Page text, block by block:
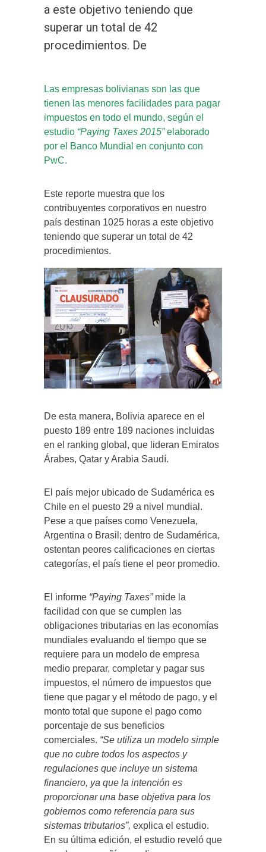
a este objetivo teniendo que
superar un total de 42
procedimientos. De
Las empresas bolivianas son las que
tienen las menores facilidades para pagar
impuestos en todo el mundo, según el
estudio “Paying Taxes 2015”elaborado
por el Banco Mundial en conjunto con
PwC.
Este reporte muestra que los
contribuyentes corporativos en nuestro
país destinan 1025 horas a este objetivo
teniendo que superar un total de 42
procedimientos.
De esta manera, Bolivia aparece en el
puesto 189 entre 189 naciones incluidas
en el ranking global, que lideran Emiratos
Árabes, Qatar y Arabia Saudí.
El país mejor ubicado de Sudamérica es
Chile en el puesto 29 a nivel mundial.
Pese a que países como Venezuela,
Argentina o Brasil; dentro de Sudamérica,
ostentan peores calificaciones en ciertas
categorías, el país tiene el peor promedio.
El informe “Paying Taxes”mide la
facilidad con que se cumplen las
obligaciones tributarias en las economías
mundiales evaluando el tiempo que se
requiere para un modelo de empresa
medio preparar, completar y pagar sus
impuestos, el número de impuestos que
tiene que pagar y el método de pago, y el
monto total que supone el pago como
porcentaje de sus beneficios
comerciales. “Se utiliza un modelo simple
que no cubre todos los aspectos y
regulaciones que incluye un sistema
financiero, ya que la intención es
proporcionar una base objetiva para los
gobiernos como referencia para sus
sistemas tributarios”, explica el estudio.
En su última edición, el estudio reveló que